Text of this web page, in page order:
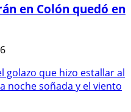
en Colón quedó en